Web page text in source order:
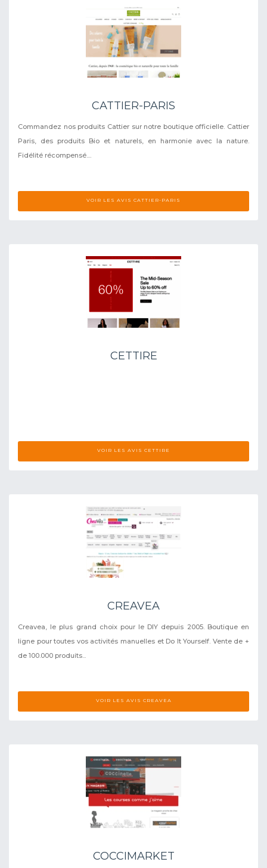
CATTIER-PARIS
Commandez nos produits Cattier sur notre boutique officielle. Cattier
Paris, des produits Bio et naturels, en harmonie avec la nature.
Fidélité récompensé....
VOIR LES AVIS CATTIER-PARIS
CETTIRE
VOIR LES AVIS CETTIRE
CREAVEA
Creavea, le plus grand choix pour le DIY depuis 2005. Boutique en
ligne pour toutes vos activités manuelles et Do It Yourself. Vente de +
de 100.000 produits...
VOIR LES AVIS CREAVEA
COCCIMARKET